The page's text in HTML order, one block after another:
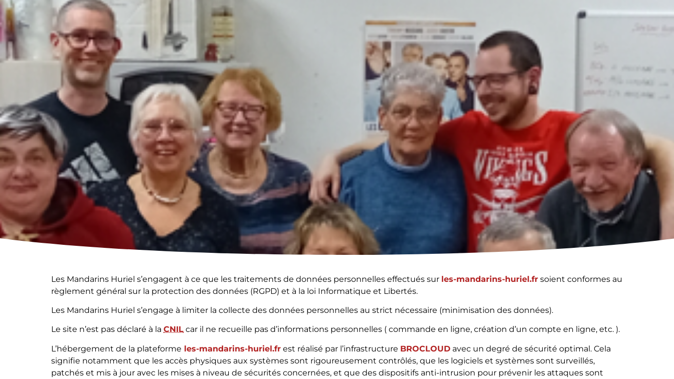
Les Mandarins Huriel s’engagent à ce que les traitements de données personnelles effectués sur les-mandarins-huriel.fr soient conformes au
règlement général sur la protection des données (RGPD) et à la loi Informatique et Libertés.
Les Mandarins Huriel s’engage à limiter la collecte des données personnelles au strict nécessaire (minimisation des données).
Le site n’est pas déclaré à la CNIL car il ne recueille pas d’informations personnelles ( commande en ligne, création d’un compte en ligne, etc. ).
L’hébergement de la plateforme les-mandarins-huriel.fr est réalisé par l’infrastructure BROCLOUD avec un degré de sécurité optimal. Cela
signifie notamment que les accès physiques aux systèmes sont rigoureusement contrôlés, que les logiciels et systèmes sont surveillés,
patchés et mis à jour avec les mises à niveau de sécurités concernées, et que des dispositifs anti-intrusion pour prévenir les attaques sont